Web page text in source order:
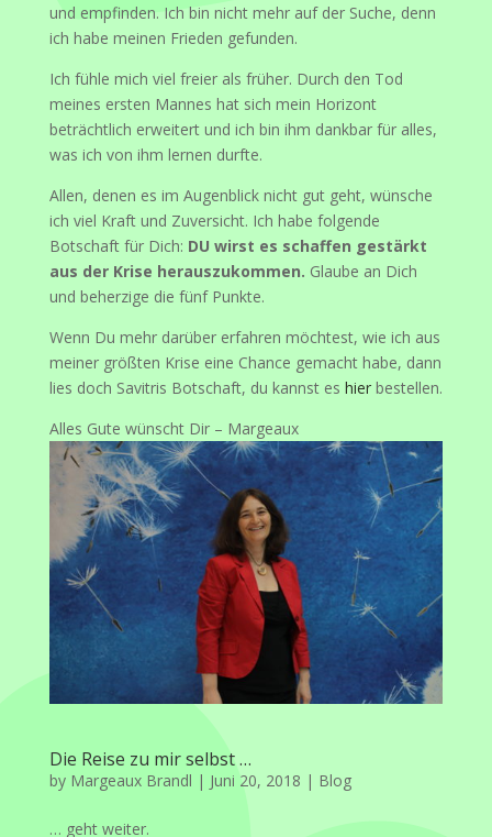
und empfinden. Ich bin nicht mehr auf der Suche, denn
ich habe meinen Frieden gefunden.
Ich fühle mich viel freier als früher. Durch den Tod
meines ersten Mannes hat sich mein Horizont
beträchtlich erweitert und ich bin ihm dankbar für alles,
was ich von ihm lernen durfte.
Allen, denen es im Augenblick nicht gut geht, wünsche
ich viel Kraft und Zuversicht. Ich habe folgende
Botschaft für Dich: DU wirst es schaffen gestärkt
aus der Krise herauszukommen. Glaube an Dich
und beherzige die fünf Punkte.
Wenn Du mehr darüber erfahren möchtest, wie ich aus
meiner größten Krise eine Chance gemacht habe, dann
lies doch Savitris Botschaft, du kannst es hierbestellen.
Alles Gute wünscht Dir – Margeaux
Die Reise zu mir selbst …
by Margeaux Brandl | Juni 20, 2018 | Blog
… geht weiter.